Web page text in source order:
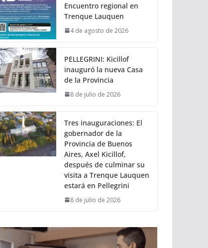
Encuentro regional en
Trenque Lauquen
4 de agosto de 2026
PELLEGRINI: Kicillof
inauguró la nueva Casa
de la Provincia
8 de julio de 2026
Tres inauguraciones: El
gobernador de la
Provincia de Buenos
Aires, Axel Kicillof,
después de culminar su
visita a Trenque Lauquen
estará en Pellegrini
8 de julio de 2026